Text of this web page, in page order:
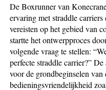
De Boxrunner van
ervaring met straddle
vereisten op het gebied van
startte het ontwerpproces
volgende vraag te stellen:
perfecte straddle carrier?”
voor de grondbeginselen
bedieningsvriendelijkheid